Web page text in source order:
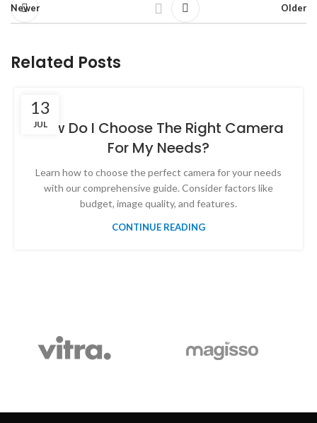
Newer Older
Related Posts
13
JUL
How Do I Choose The Right Camera
For My Needs?
Learn how to choose the perfect camera for your needs
with our comprehensive guide. Consider factors like
budget, image quality, and features.
CONTINUE READING